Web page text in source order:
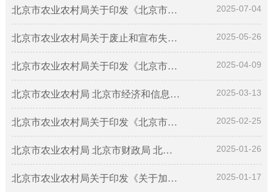
2025-07-04
北京市农业农村局关于印发《北京市关于大力发展智慧农业的实施方...
2025-05-26
北京市农业农村局关于废止和宣布失效部分行政规范性文件的通知
2025-04-09
北京市农业农村局关于印发《北京市农机购置与应用补贴机具投档和...
2025-03-13
北京市农业农村局 北京市经济和信息化局 北京市财政局 北京市商务...
2025-02-25
北京市农业农村局关于印发《北京市畜禽定点屠宰管理办法》的通知
2025-01-26
北京市农业农村局 北京市财政局 北京市地方金融管理局 北京市经济...
2025-01-17
北京市农业农村局关于印发《关于加强农村集体经济审计的指导意见...